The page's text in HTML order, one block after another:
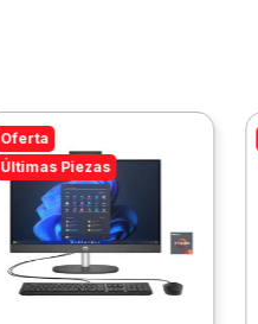
Oferta
Últimas Piezas